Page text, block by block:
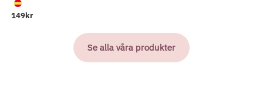
149kr
Les Fumées Blanches Rosé BiB 279kr
Se alla våra produkter